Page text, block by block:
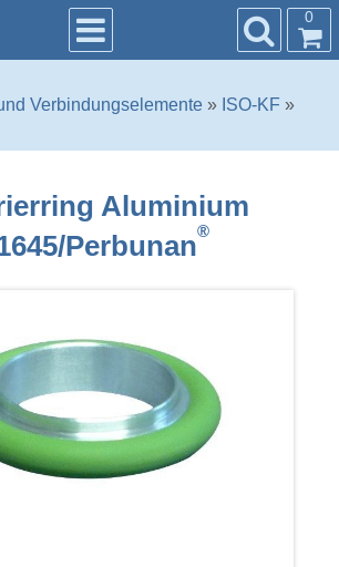
0
Verbindungselemente » ISO-KF »
Aluminium
Perbunan®